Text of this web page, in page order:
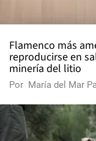
Flamenco más
reproducirse en
minería del litio
Por María del Mar